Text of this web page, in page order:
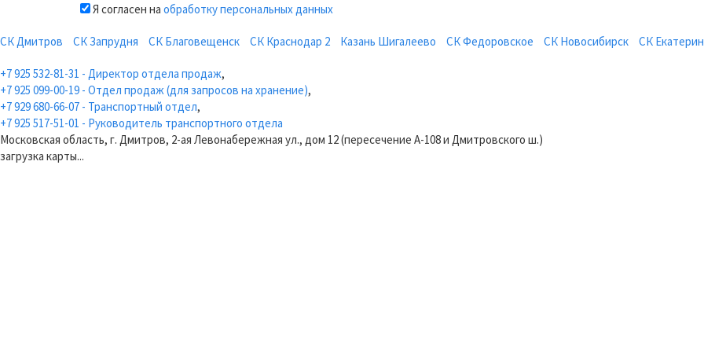
Я согласен на обработку персональных данных
СК Дмитров СК Запрудня СК Благовещенск СК Краснодар 2 Казань Шигалеево СК Федоровское СК Новосибирск СК
+7 925 532-81-31 - Директор отдела продаж,
+7 925 099-00-19 - Отдел продаж (для запросов на хранение),
+7 929 680-66-07 - Транспортный отдел,
+7 925 517-51-01 - Руководитель транспортного отдела
Московская область, г. Дмитров, 2-ая Левонабережная ул., дом 12 (пересечение А-108 и Дмитровского ш.)
загрузка карты...